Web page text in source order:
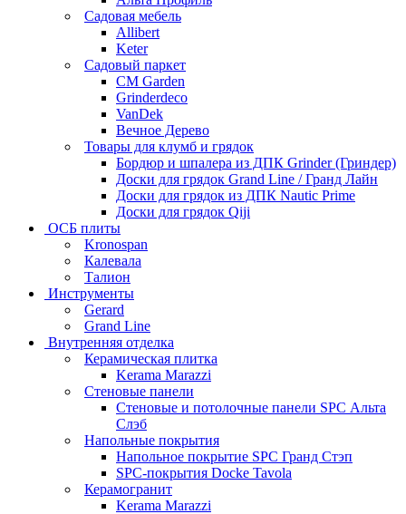
Садовая мебель
Allibert
Keter
Садовый паркет
CM Garden
Grinderdeco
VanDek
Вечное Дерево
Товары для клумб и грядок
Бордюр и шпалера из ДПК Grinder (Гриндер)
Доски для грядок Grand Line / Гранд Лайн
Доски для грядок из ДПК Nautic Prime
Доски для грядок Qiji
ОСБ плиты
Kronospan
Калевала
Талион
Инструменты
Gerard
Grand Line
Внутренняя отделка
Керамическая плитка
Kerama Marazzi
Стеновые панели
Стеновые и потолочные панели SPC Альта
Слэб
Напольные покрытия
Напольное покрытие SPC Гранд Стэп
SPC-покрытия Docke Tavola
Керамогранит
Kerama Marazzi